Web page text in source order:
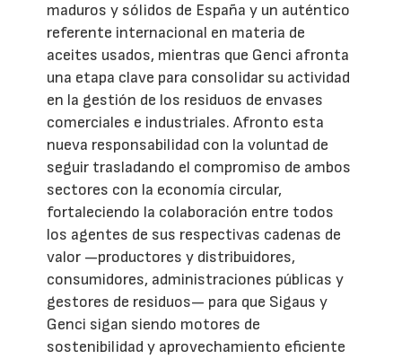
maduros y sólidos de España y un auténtico
referente internacional en materia de
aceites usados, mientras que Genci afronta
una etapa clave para consolidar su actividad
en la gestión de los residuos de envases
comerciales e industriales. Afronto esta
nueva responsabilidad con la voluntad de
seguir trasladando el compromiso de ambos
sectores con la economía circular,
fortaleciendo la colaboración entre todos
los agentes de sus respectivas cadenas de
valor —productores y distribuidores,
consumidores, administraciones públicas y
gestores de residuos— para que Sigaus y
Genci sigan siendo motores de
sostenibilidad y aprovechamiento eficiente